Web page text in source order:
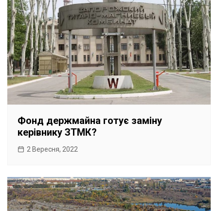
Фонд держмайна готує заміну
керівнику ЗТМК?
2 Вересня, 2022